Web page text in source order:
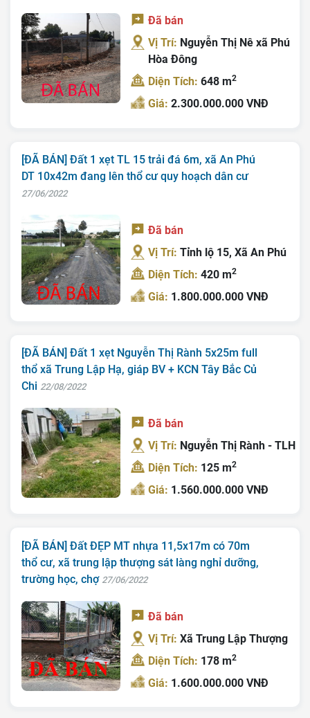
Đã bán
Vị Trí: Nguyễn Thị Nê xã Phú
Hòa Đông
Diện Tích:648 m2
Giá:2.300.000.000 VNĐ
[ĐÃ BÁN] Đất 1 xẹt TL 15 trải đá 6m, xã An Phú
DT 10x42m đang lên thổ cư quy hoạch dân cư
27/06/2022
Đã bán
Vị Trí:Tỉnh lộ 15, Xã An Phú
Diện Tích:420 m2
Giá: 1.800.000.000 VNĐ
[ĐÃ BÁN] Đất 1 xẹt Nguyễn Thị Rành 5x25m full
thổ xã Trung Lập Hạ, giáp BV + KCN Tây Bắc Củ
Chi 22/08/2022
Đã bán
Vị Trí: Nguyễn Thị Rành - TLH
Diện Tích: 125 m2
Giá: 1.560.000.000 VNĐ
[ĐÃ BÁN] Đất ĐẸP MT nhựa 11,5x17m có 70m
thổ cư, xã trung lập thượng sát làng nghỉ dưỡng,
trường học, chợ 27/06/2022
Đã bán
Vị Trí:Xã Trung Lập Thượng
Diện Tích: 178 m2
Giá: 1.600.000.000 VNĐ